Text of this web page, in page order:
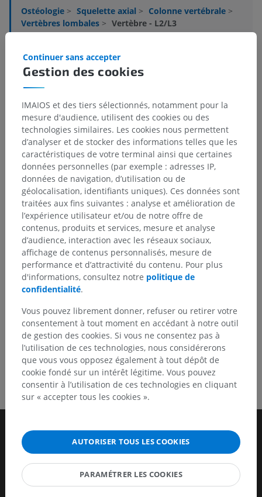
Ostéologie > Squelette axial > Colonne vertébrale >
Vertèbres lombales > Vertèbre - L2/L3
sous-jacente
Traductions
Vous avez vu une erreur ?
N’hésitez pas à nous suggérer une correction, une
traduction, une amélioration de contenu.
Signaler un problème
TÉLÉCHARGEZ L'APPLI
Gestion des cookies
Continuer sans accepter
IMAIOS et des tiers sélectionnés, notamment pour la
mesure d'audience, utilisent des cookies ou des
technologies similaires. Les cookies nous permettent
d’analyser et de stocker des informations telles que les
caractéristiques de votre terminal ainsi que certaines
données personnelles (par exemple : adresses IP,
données de navigation, d’utilisation ou de
géolocalisation, identifiants uniques). Ces données sont
traitées aux fins suivantes : analyse et amélioration de
l’expérience utilisateur et/ou de notre offre de
contenus, produits et services, mesure et analyse
d’audience, interaction avec les réseaux sociaux,
affichage de contenus personnalisés, mesure de
performance et d’attractivité du contenu. Pour plus
d'informations, consultez notre politique de
confidentialité.
Vous pouvez librement donner, refuser ou retirer votre
consentement à tout moment en accédant à notre outil
de gestion des cookies. Si vous ne consentez pas à
l’utilisation de ces technologies, nous considérerons
que vous vous opposez également à tout dépôt de
cookie fondé sur un intérêt légitime. Vous pouvez
consentir à l’utilisation de ces technologies en cliquant
sur « accepter tous les cookies ».
AUTORISER TOUS LES COOKIES
PARAMÉTRER LES COOKIES